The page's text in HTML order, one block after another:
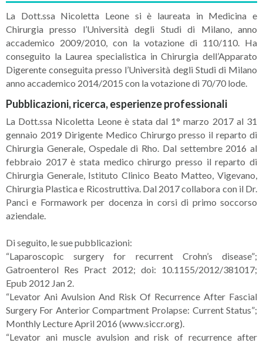
La Dott.ssa Nicoletta Leone si è laureata in Medicina e
Chirurgia presso l’Università degli Studi di Milano, anno
accademico 2009/2010, con la votazione di 110/110. Ha
conseguito la Laurea specialistica in Chirurgia dell’Apparato
Digerente conseguita presso l’Università degli Studi di Milano
anno accademico 2014/2015 con la votazione di 70/70 lode.
Pubblicazioni, ricerca, esperienze professionali
La Dott.ssa Nicoletta Leone è stata dal 1° marzo 2017 al 31
gennaio 2019 Dirigente Medico Chirurgo presso il reparto di
Chirurgia Generale, Ospedale di Rho. Dal settembre 2016 al
febbraio 2017 è stata medico chirurgo presso il reparto di
Chirurgia Generale, Istituto Clinico Beato Matteo, Vigevano,
Chirurgia Plastica e Ricostruttiva. Dal 2017 collabora con il Dr.
Panci e Formawork per docenza in corsi di primo soccorso
aziendale.
Di seguito, le sue pubblicazioni:
“Laparoscopic surgery for recurrent Crohn’s disease”;
Gatroenterol Res Pract 2012; doi: 10.1155/2012/381017;
Epub 2012 Jan 2.
“Levator Ani Avulsion And Risk Of Recurrence After Fascial
Surgery For Anterior Compartment Prolapse: Current Status”;
Monthly Lecture April 2016 (www.siccr.org).
“Levator ani muscle avulsion and risk of recurrence after